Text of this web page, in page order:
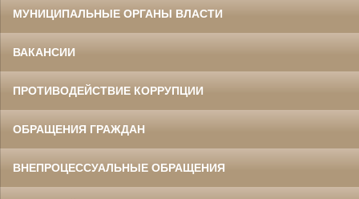
МУНИЦИПАЛЬНЫЕ ОРГАНЫ ВЛАСТИ
ВАКАНСИИ
ПРОТИВОДЕЙСТВИЕ КОРРУПЦИИ
ОБРАЩЕНИЯ ГРАЖДАН
ВНЕПРОЦЕССУАЛЬНЫЕ ОБРАЩЕНИЯ